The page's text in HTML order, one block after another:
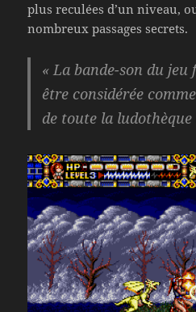
plus reculées d’un niveau,
nombreux passages secrets.
« La bande-son du
être considérée
de toute la